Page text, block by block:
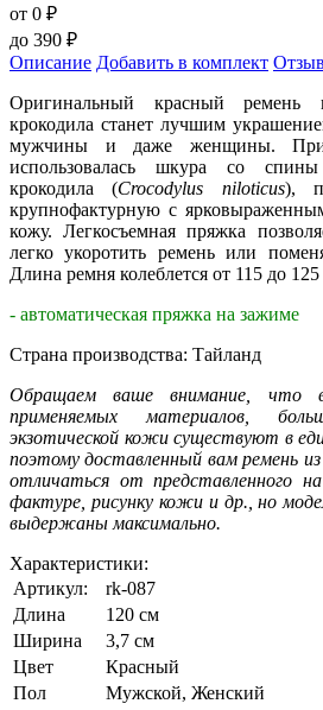
от 0 ₽
до 390 ₽
Описание Добавить в комплект
Оригинальный красный ремень
крокодила станет лучшим
мужчины и даже женщины. При
использовалась шкура со спины
крокодила (Crocodylus niloticus),
крупнофактурную с
кожу. Легкосъемная пряжка
легко укоротить ремень или
Длина ремня колеблется от 115 до
- автоматическая пряжка на зажиме
Страна производства: Тайланд
Обращаем ваше внимание, что
применяемых материалов,
экзотической кожи существуют в
поэтому доставленный вам ремень
отличаться от представленного
фактуре, рисунку кожи и др., но
выдержаны максимально.
Характеристики:
Артикул:
rk-087
Длина
120 см
Ширина
3,7 см
Цвет
Красный
Пол
Мужской, Женский